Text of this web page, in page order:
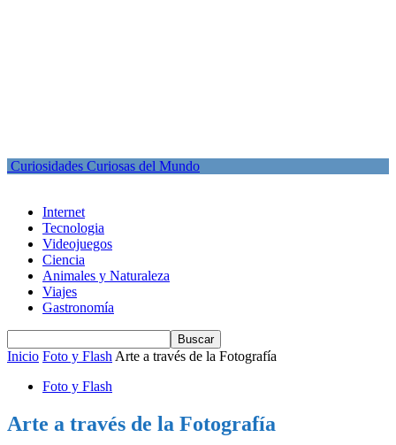
Curiosidades Curiosas del Mundo
Internet
Tecnologia
Videojuegos
Ciencia
Animales y Naturaleza
Viajes
Gastronomía
Inicio Foto y Flash Arte a través de la Fotografía
Foto y Flash
Arte a través de la Fotografía